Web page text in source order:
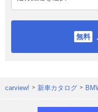
carview! 新車カタログ